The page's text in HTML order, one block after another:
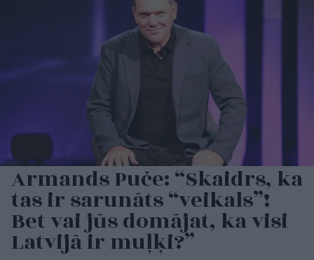
Armands Puče: “Skaidrs, ka
tas ir sarunāts “veikals”!
Bet vai jūs domājat, ka visi
Latvijā ir muļķi?”